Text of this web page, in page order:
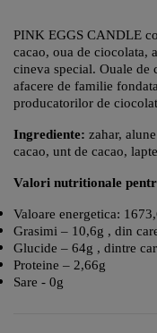
PINK EGGS CANDLE
cacao, oua de ciocolata,
cineva special. Ouale de
afacere de familie
producatorilor de
Ingrediente: zahar,
cacao, unt de cacao,
Valori nutritionale
Valoare energetica:
Grasimi – 10,6g , din
Glucide – 64g , dintre
Proteine – 2,66g
Sare - 0g